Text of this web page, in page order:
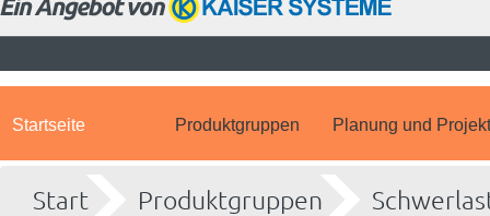
Startseite Produktgruppen Planung und
Start Produktgruppen